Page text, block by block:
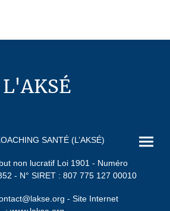
L'AKSÉ
SANTÉ (L’AKSÉ)
non lucratif Loi 1901 - Numéro
- N° SIRET : 807 775 127 00010
- Site Internet